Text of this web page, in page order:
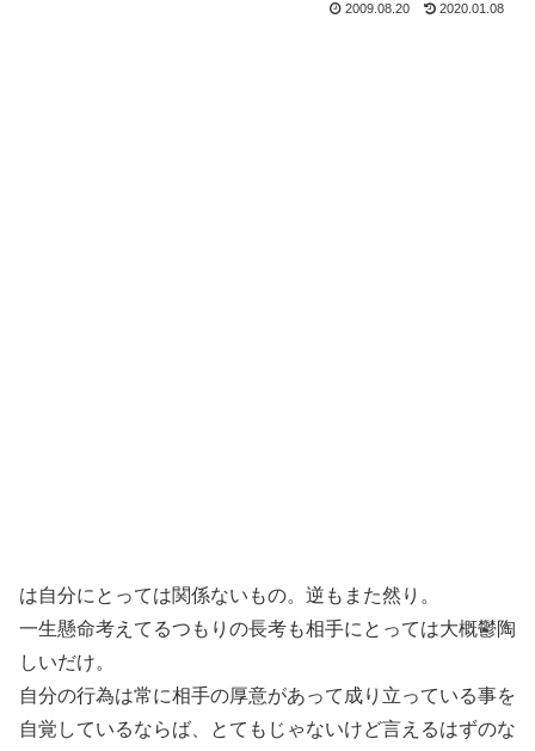
2009.08.20 2020.01.08
は自分にとっては関係ないもの。逆もまた然り。
一生懸命考えてるつもりの長考も相手にとっては大概鬱陶
しいだけ。
自分の行為は常に相手の厚意があって成り立っている事を
自覚しているならば、とてもじゃないけど言えるはずのな